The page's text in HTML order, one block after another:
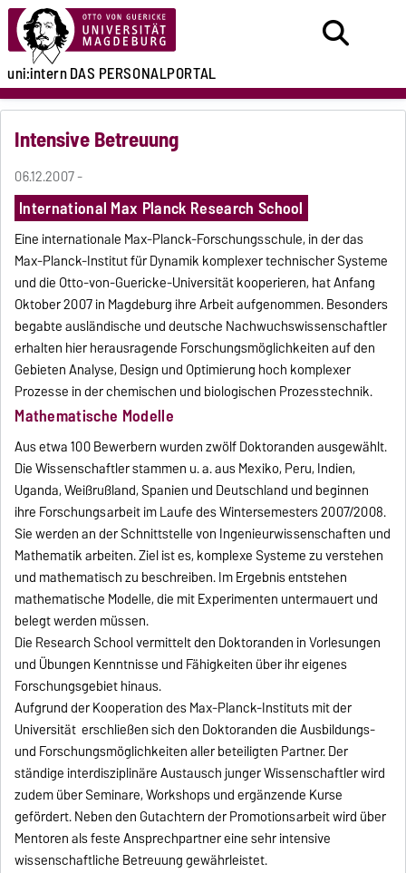
uni:internDAS PERSONALPORTAL
Intensive Betreuung
06.12.2007 -
International Max Planck Research School
Eine internationale Max-Planck-Forschungsschule, in der das
Max-Planck-Institut für Dynamik komplexer technischer Systeme
und die Otto-von-Guericke-Universität kooperieren, hat Anfang
Oktober 2007 in Magdeburg ihre Arbeit aufgenommen. Besonders
begabte ausländische und deutsche Nachwuchswissenschaftler
erhalten hier herausragende Forschungsmöglichkeiten auf den
Gebieten Analyse, Design und Optimierung hoch komplexer
Prozesse in der chemischen und biologischen Prozesstechnik.
Mathematische Modelle
Aus etwa 100 Bewerbern wurden zwölf Doktoranden ausgewählt.
Die Wissenschaftler stammen u. a. aus Mexiko, Peru, Indien,
Uganda, Weißrußland, Spanien und Deutschland und beginnen
ihre Forschungsarbeit im Laufe des Wintersemesters 2007/2008.
Sie werden an der Schnittstelle von Ingenieurwissenschaften und
Mathematik arbeiten. Ziel ist es, komplexe Systeme zu verstehen
und mathematisch zu beschreiben. Im Ergebnis entstehen
mathematische Modelle, die mit Experimenten untermauert und
belegt werden müssen.
Die Research School vermittelt den Doktoranden in Vorlesungen
und Übungen Kenntnisse und Fähigkeiten über ihr eigenes
Forschungsgebiet hinaus.
Aufgrund der Kooperation des Max-Planck-Instituts mit der
Universität erschließen sich den Doktoranden die Ausbildungs-
und Forschungsmöglichkeiten aller beteiligten Partner. Der
ständige interdisziplinäre Austausch junger Wissenschaftler wird
zudem über Seminare, Workshops und ergänzende Kurse
gefördert. Neben den Gutachtern der Promotionsarbeit wird über
Mentoren als feste Ansprechpartner eine sehr intensive
wissenschaftliche Betreuung gewährleistet.